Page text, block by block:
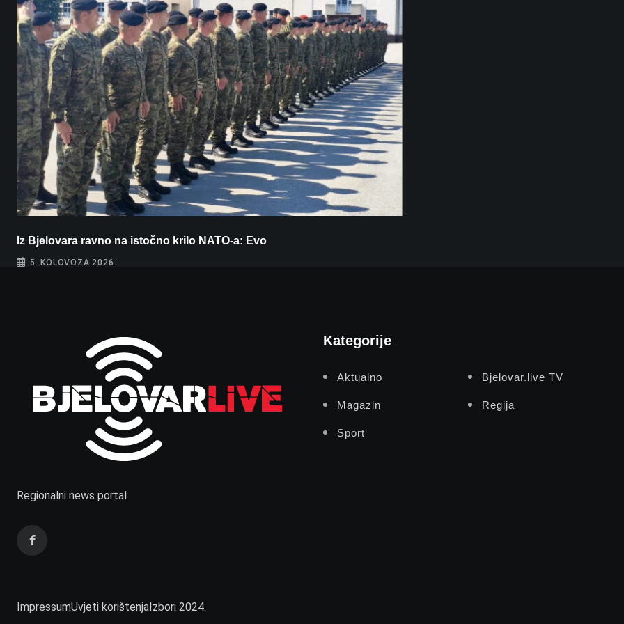
Iz Bjelovara ravno na istočno krilo NATO-a: Evo
5. KOLOVOZA 2026.
Regionalni news portal
ImpressumUvjeti korištenjaIzbori 2024.
Kategorije
Aktualno Bjelovar.live TV
Magazin Regija
Sport